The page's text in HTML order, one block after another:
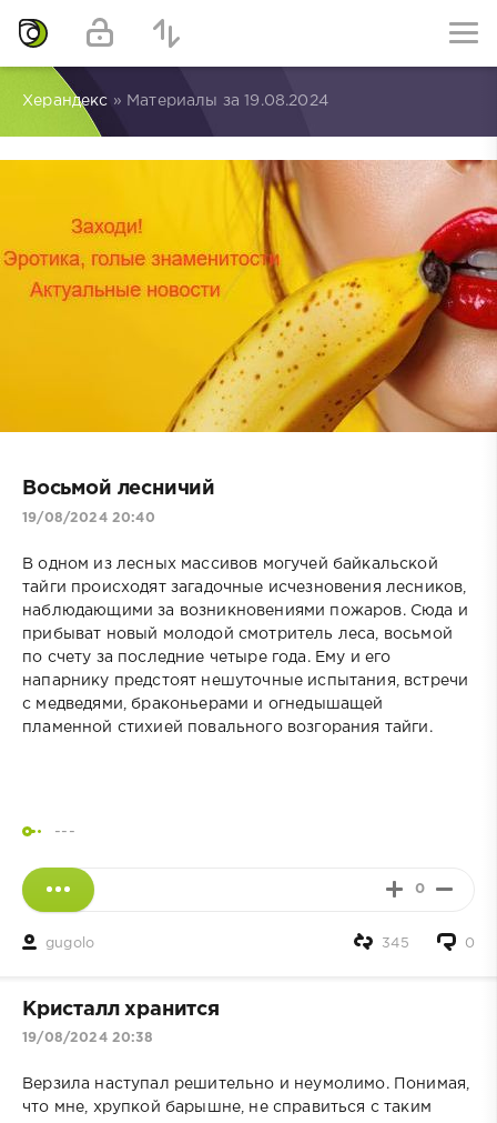
Херандекс » Материалы за 19.08.2024
Восьмой лесничий
19/08/2024 20:40
В одном из лесных массивов могучей байкальской
тайги происходят загадочные исчезновения лесников,
наблюдающими за возникновениями пожаров. Сюда и
прибыват новый молодой смотритель леса, восьмой
по счету за последние четыре года. Ему и его
напарнику предстоят нешуточные испытания, встречи
с медведями, браконьерами и огнедышащей
пламенной стихией повального возгорания тайги.
---
0
gugolo 0
345
Кристалл хранится
19/08/2024 20:38
Верзила наступал решительно и неумолимо. Понимая,
что мне, хрупкой барышне, не справиться с таким